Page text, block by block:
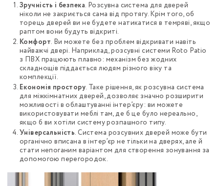
Зручність і безпека. Розсувна система для дверей
ніколи не закриється сама від протягу. Крім того, об
торець дверей ви не будете натикатися в темряві, якщо
раптом вони будуть відкриті.
Комфорт. Ви можете без проблем відкривати навіть
найважчі двері. Наприклад, розсувні системи Roto Patio
з ПВХ працюють плавно: механізм без жодних
складнощів піддається людям різного віку та
комплекції.
Економія простору. Таке рішення, як розсувна система
для міжкімнатних дверей, дозволяє значно розширити
можливості в облаштуванні інтер’єру: ви можете
використовувати меблі там, де б це було нереально,
якщо б ви хотіли систему розпашного типу.
Універсальність. Система розсувних дверей може бути
органічно вписана в інтер’єр не тільки на дверях, але й
стати непоганим варіантом для створення зонування за
допомогою перегородок.